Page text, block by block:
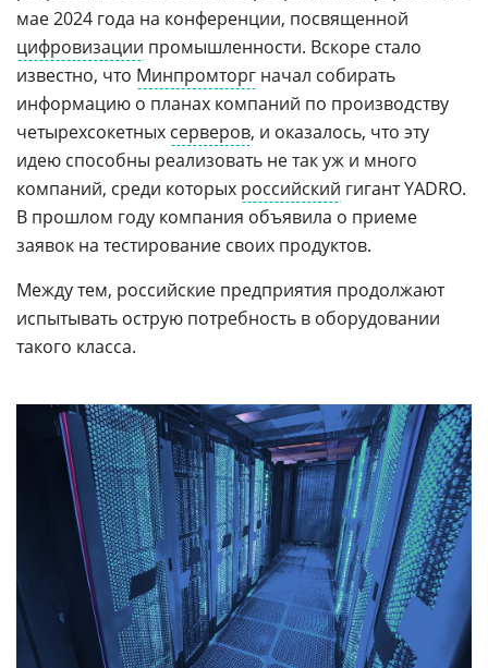
мае 2024 года на конференции, посвященной
цифровизации промышленности. Вскоре стало
известно, что Минпромторг начал собирать
информацию о планах компаний по производству
четырехсокетных серверов, и оказалось, что эту
идею способны реализовать не так уж и много
компаний, среди которых российский гигант YADRO.
В прошлом году компания объявила о приеме
заявок на тестирование своих продуктов.
Между тем, российские предприятия продолжают
испытывать острую потребность в оборудовании
такого класса.